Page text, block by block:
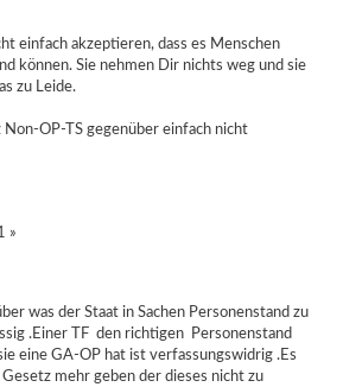
einfach akzeptieren, dass es Menschen
können. Sie nehmen Dir nichts weg und sie
zu Leide.
Non-OP-TS gegenüber einfach nicht
»
was der Staat in Sachen Personenstand zu
.Einer TF den richtigen Personenstand
eine GA-OP hat ist verfassungswidrig .Es
mehr geben der dieses nicht zu